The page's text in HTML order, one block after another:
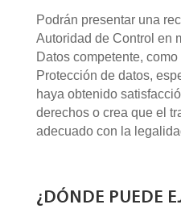
Podrán presentar una
Autoridad de Control en
Datos competente,
Protección de datos,
haya obtenido
derechos o crea que el
adecuado con la
¿DÓNDE PUEDE